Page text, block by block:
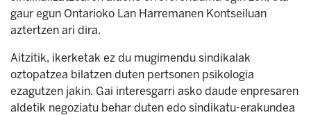
gaur egun Ontarioko Lan Harremanen Kontseiluan
aztertzen ari dira.
Aitzitik, ikerketak ez du mugimendu sindikalak
oztopatzea bilatzen duten pertsonen psikologia
ezagutzen jakin. Gai interesgarri asko daude enpresaren
aldetik negoziatu behar duten edo sindikatu-erakundea